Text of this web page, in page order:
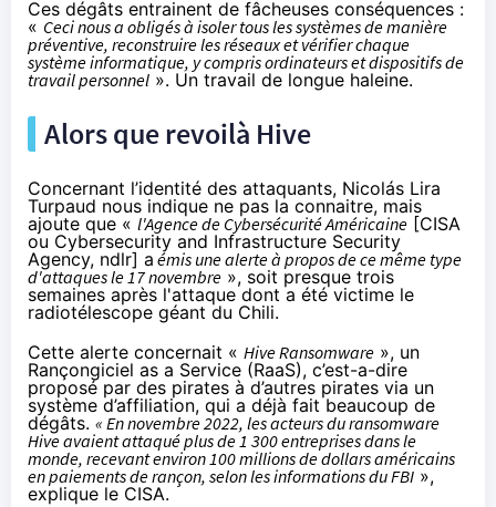
Ces dégâts entrainent de fâcheuses conséquences :
« Ceci nous a obligés à isoler tous les systèmes de manière
préventive, reconstruire les réseaux et vérifier chaque
système informatique, y compris ordinateurs et dispositifs de
travail personnel ». Un travail de longue haleine.
Alors que revoilà Hive
Concernant l’identité des attaquants, Nicolás Lira
Turpaud nous indique ne pas la connaitre, mais
ajoute que « l'Agence de Cybersécurité Américaine [CISA
ou Cybersecurity and Infrastructure Security
Agency, ndlr] a émis une alerteà propos de ce même type
d'attaques le 17 novembre », soit presque trois
semaines après l'attaque dont a été victime le
radiotélescope géant du Chili.
Cette alerte concernait « Hive Ransomware », un
Rançongiciel as a Service (RaaS), c’est-a-dire
proposé par des pirates à d’autres pirates via un
système d’affiliation, qui a déjà fait beaucoup de
dégâts. « En novembre 2022, les acteurs du ransomware
Hive avaient attaqué plus de 1 300 entreprises dans le
monde, recevant environ 100 millions de dollars américains
en paiements de rançon, selon les informations du FBI »,
explique le CISA.